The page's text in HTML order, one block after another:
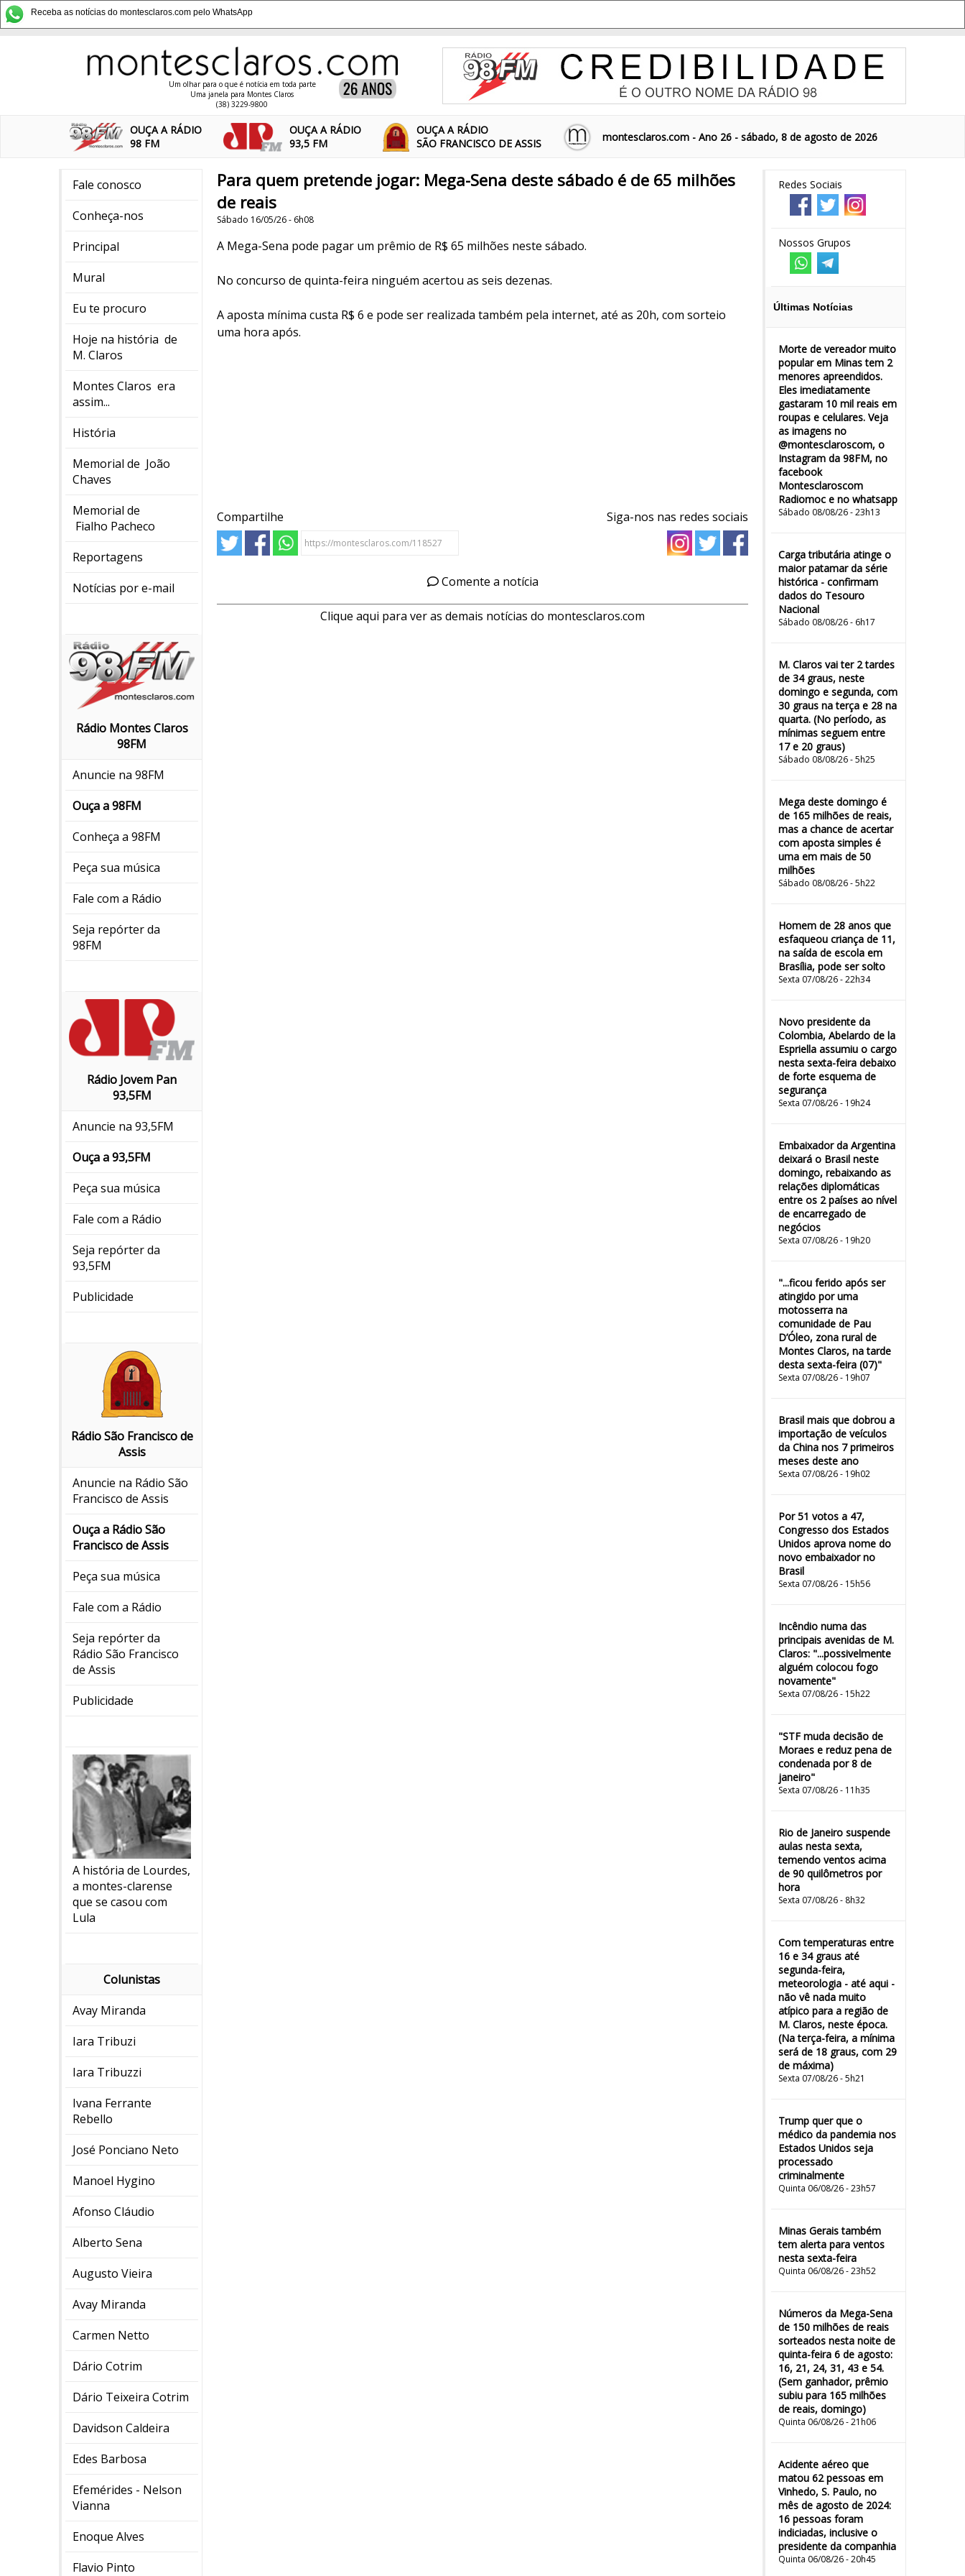
Receba as notícias do montesclaros.com pelo WhatsApp
Um olhar para o que é notícia em toda parte
Uma janela para Montes Claros
(38) 3229-9800
OUÇA A RÁDIO
98 FM
OUÇA A RÁDIO
93,5 FM
OUÇA A RÁDIO
SÃO FRANCISCO DE ASSIS
montesclaros.com - Ano 26 - sábado, 8 de agosto de 2026
Fale conosco
Conheça-nos
Principal
Mural
Eu te procuro
Hoje na história de
M. Claros
Montes Claros era
assim...
História
Memorial de João
Chaves
Memorial de
Fialho Pacheco
Reportagens
Notícias por e-mail
Rádio Montes Claros
98FM
Anuncie na 98FM
Ouça a 98FM
Conheça a 98FM
Peça sua música
Fale com a Rádio
Seja repórter da
98FM
Rádio Jovem Pan
93,5FM
Anuncie na 93,5FM
Ouça a 93,5FM
Peça sua música
Fale com a Rádio
Seja repórter da
93,5FM
Publicidade
Rádio São Francisco de
Assis
Anuncie na Rádio São
Francisco de Assis
Ouça a Rádio São
Francisco de Assis
Peça sua música
Fale com a Rádio
Seja repórter da
Rádio São Francisco
de Assis
Publicidade
A história de Lourdes,
a montes-clarense
que se casou com
Lula
Colunistas
Avay Miranda
Iara Tribuzi
Iara Tribuzzi
Ivana Ferrante
Rebello
José Ponciano Neto
Manoel Hygino
Afonso Cláudio
Alberto Sena
Augusto Vieira
Avay Miranda
Carmen Netto
Dário Cotrim
Dário Teixeira Cotrim
Davidson Caldeira
Edes Barbosa
Efemérides - Nelson
Vianna
Enoque Alves
Flavio Pinto
Redes Sociais
Nossos Grupos
Últimas Notícias
Morte de vereador muito
popular em Minas tem 2
menores apreendidos.
Eles imediatamente
gastaram 10 mil reais em
roupas e celulares. Veja
as imagens no
@montesclaroscom, o
Instagram da 98FM, no
facebook
Montesclaroscom
Radiomoc e no whatsapp
Sábado 08/08/26 - 23h13
Carga tributária atinge o
maior patamar da série
histórica - confirmam
dados do Tesouro
Nacional
Sábado 08/08/26 - 6h17
M. Claros vai ter 2 tardes
de 34 graus, neste
domingo e segunda, com
30 graus na terça e 28 na
quarta. (No período, as
mínimas seguem entre
17 e 20 graus)
Sábado 08/08/26 - 5h25
Mega deste domingo é
de 165 milhões de reais,
mas a chance de acertar
com aposta simples é
uma em mais de 50
milhões
Sábado 08/08/26 - 5h22
Homem de 28 anos que
esfaqueou criança de 11,
na saída de escola em
Brasília, pode ser solto
Sexta 07/08/26 - 22h34
Novo presidente da
Colombia, Abelardo de la
Espriella assumiu o cargo
nesta sexta-feira debaixo
de forte esquema de
segurança
Sexta 07/08/26 - 19h24
Embaixador da Argentina
deixará o Brasil neste
domingo, rebaixando as
relações diplomáticas
entre os 2 países ao nível
de encarregado de
negócios
Sexta 07/08/26 - 19h20
"...ficou ferido após ser
atingido por uma
motosserra na
comunidade de Pau
D’Óleo, zona rural de
Montes Claros, na tarde
desta sexta-feira (07)"
Sexta 07/08/26 - 19h07
Brasil mais que dobrou a
importação de veículos
da China nos 7 primeiros
meses deste ano
Sexta 07/08/26 - 19h02
Por 51 votos a 47,
Congresso dos Estados
Unidos aprova nome do
novo embaixador no
Brasil
Sexta 07/08/26 - 15h56
Incêndio numa das
principais avenidas de M.
Claros: "...possivelmente
alguém colocou fogo
novamente"
Sexta 07/08/26 - 15h22
"STF muda decisão de
Moraes e reduz pena de
condenada por 8 de
janeiro"
Sexta 07/08/26 - 11h35
Rio de Janeiro suspende
aulas nesta sexta,
temendo ventos acima
de 90 quilômetros por
hora
Sexta 07/08/26 - 8h32
Com temperaturas entre
16 e 34 graus até
segunda-feira,
meteorologia - até aqui -
não vê nada muito
atípico para a região de
M. Claros, neste época.
(Na terça-feira, a mínima
será de 18 graus, com 29
de máxima)
Sexta 07/08/26 - 5h21
Trump quer que o
médico da pandemia nos
Estados Unidos seja
processado
criminalmente
Quinta 06/08/26 - 23h57
Minas Gerais também
tem alerta para ventos
nesta sexta-feira
Quinta 06/08/26 - 23h52
Números da Mega-Sena
de 150 milhões de reais
sorteados nesta noite de
quinta-feira 6 de agosto:
16, 21, 24, 31, 43 e 54.
(Sem ganhador, prêmio
subiu para 165 milhões
de reais, domingo)
Quinta 06/08/26 - 21h06
Acidente aéreo que
matou 62 pessoas em
Vinhedo, S. Paulo, no
mês de agosto de 2024:
16 pessoas foram
indiciadas, inclusive o
presidente da companhia
Quinta 06/08/26 - 20h45
Para quem pretende jogar: Mega-Sena deste sábado é de 65 milhões
de reais
Sábado 16/05/26 - 6h08
A Mega-Sena pode pagar um prêmio de R$ 65 milhões neste sábado.
No concurso de quinta-feira ninguém acertou as seis dezenas.
A aposta mínima custa R$ 6 e pode ser realizada também pela internet, até as 20h, com sorteio
uma hora após.
Compartilhe Siga-nos nas redes sociais
Comente a notícia
Clique aqui para ver as demais notícias do montesclaros.com